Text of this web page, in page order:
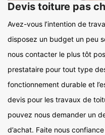
Devis toiture pas
Avez-vous l’intention de
disposez un budget un peu
nous contacter le plus tôt
prestataire pour tout type
fonctionnement durable et
devis pour les travaux de
pouvez nous demander un
d’achat. Faite nous